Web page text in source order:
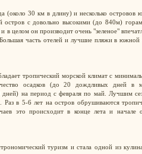
(около 30 км в длину) и несколько островов
остров с довольно высокими (до 840м)
в целом он производит очень "зеленое"
часть отелей и лучшие пляжи в южной
тропический морской климат с
осадков (до 20 дождливых дней в
на период с февраля по май. Лучшим
Раз в 5-6 лет на остров обрушиваются
это происходит в конце лета и начале
туризм и стала одной из